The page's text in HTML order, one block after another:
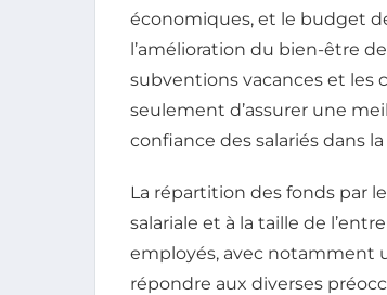
économiques, et le budget
l’amélioration du bien-être
subventions vacances et les
seulement d’assurer une
confiance des salariés dans
La répartition des fonds par
salariale et à la taille de
employés, avec notamment
répondre aux diverses